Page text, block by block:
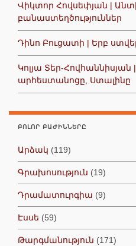
Վիկտոր Հովսեփյան |
բանաստեղծություններ
Դինո Բուցատի | Երբ
Կոլյա Տեր-
արհեստանոցը, Ստալինը
ԲՈԼՈՐ ԲԱԺԻՆՆԵՐԸ
Արձակ (119)
Գրախոսություն (19)
Դրամատուրգիա (9)
Էսսե (59)
Թարգմանություն (171)